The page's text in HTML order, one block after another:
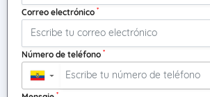
Correo electrónico *
Número de teléfono *
▼
*